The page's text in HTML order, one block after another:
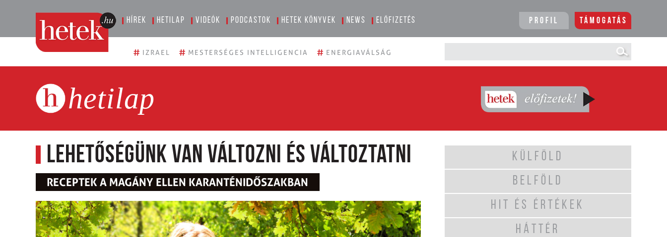
Hírek Hetilap Videók Podcastok Hetek könyvek News Előfizetés Profil Támogatás
# IZRAEL # MESTERSÉGES INTELLIGENCIA # ENERGIAVÁLSÁG
hetilap
Lehetőségünk van változni és változtatni
RECEPTEK A MAGÁNY ELLEN KARANTÉNIDŐSZAKBAN
KÜLFÖLD
BELFÖLD
HIT ÉS ÉRTÉKEK
HÁTTÉR